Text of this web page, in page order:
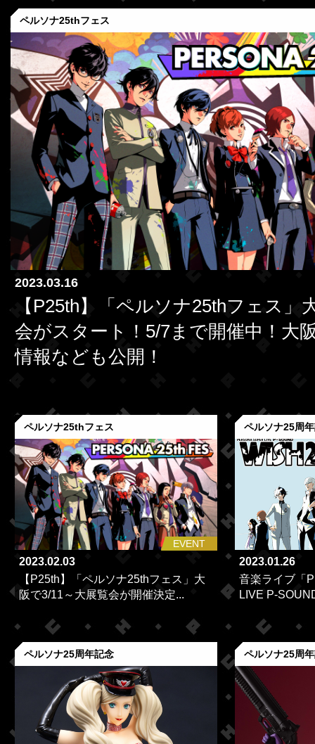
ペルソナ25thフェス
2023.03.16
【P25th】「ペルソナ25thフェス」
会がスタート！5/7まで開催中！大
情報なども公開！
ペルソナ25thフェス
EVENT
2023.02.03
【P25th】「ペルソナ25thフェス」大
阪で3/11～大展覧会が開催決定...
ペルソナ25周
2023.01.26
音楽ライブ「
LIVE P-
ペルソナ25周年記念 ペルソナ25周